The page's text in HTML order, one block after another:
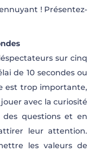
! Présentez-
sur cinq
de 10 secondes ou
est trop importante,
jouer avec la curiosité
questions et en
leur attention.
les valeurs de